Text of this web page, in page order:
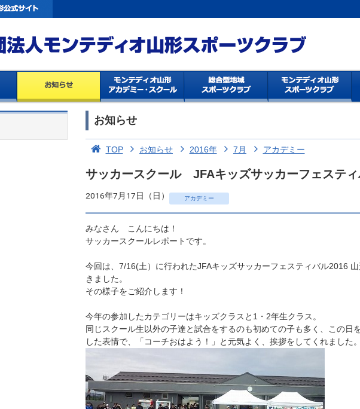
お知らせ
TOP お知らせ 2016年 7月 アカデミー
サッカースクール JFAキッズサッカーフェステ
2016年7月17日（日） アカデミー
みなさん こんにちは！
サッカースクールレポートです。
今回は、7/16(土）に行われたJFAキッズサッカーフェスティバル2016
きました。
その様子をご紹介します！
今年の参加したカテゴリーはキッズクラスと1・2年生クラス。
同じスクール生以外の子達と試合をするのも初めての子も多く、この日
した表情で、「コーチおはよう！」と元気よく、挨拶をしてくれました。